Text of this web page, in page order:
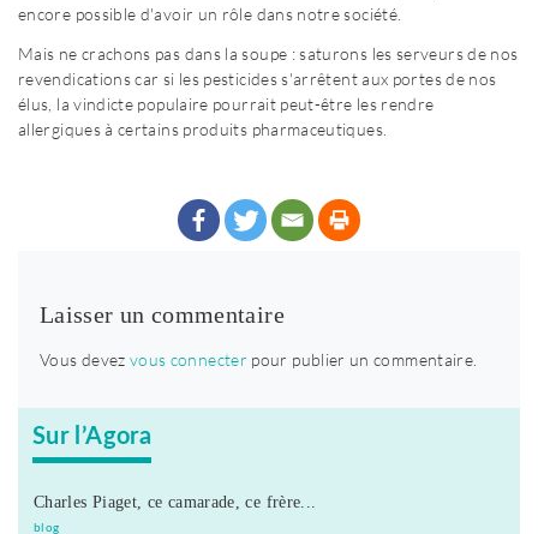
encore possible d'avoir un rôle dans notre société.
Mais ne crachons pas dans la soupe : saturons les serveurs de nos
revendications car si les pesticides s'arrêtent aux portes de nos
élus, la vindicte populaire pourrait peut-être les rendre
allergiques à certains produits pharmaceutiques.
Laisser un commentaire
Vous devez vous connecter pour publier un commentaire.
Sur l’Agora
Charles Piaget, ce camarade, ce frère...
blog